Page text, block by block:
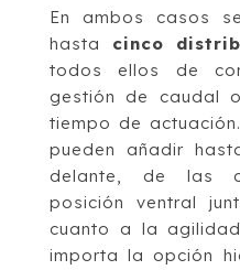
En ambos casos
hasta cinco
todos ellos de
gestión de caudal
tiempo de
pueden añadir
delante, de las
posición ventral
cuanto a la
importa la opción